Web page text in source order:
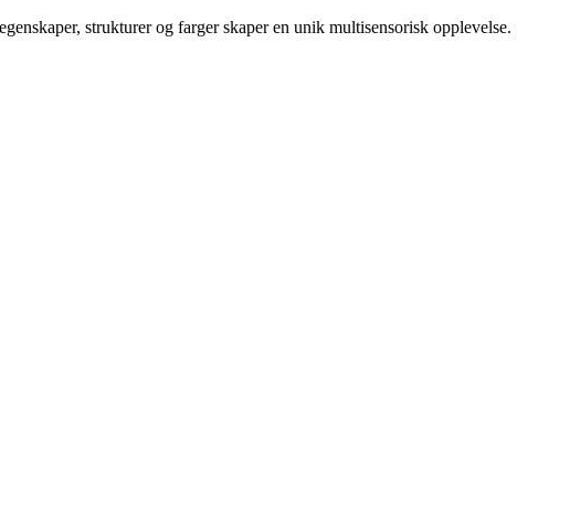
strukturer og farger skaper en unik multisensorisk opplevelse.